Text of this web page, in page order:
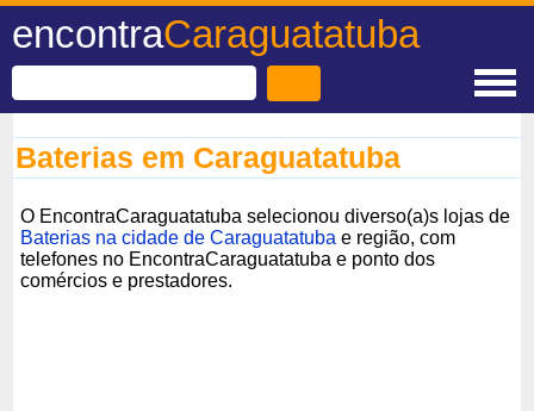
encontraCaraguatatuba
Baterias em Caraguatatuba
O EncontraCaraguatatuba selecionou diverso(a)s lojas de
Baterias na cidade de Caraguatatuba e região, com
telefones no EncontraCaraguatatuba e ponto dos
comércios e prestadores.